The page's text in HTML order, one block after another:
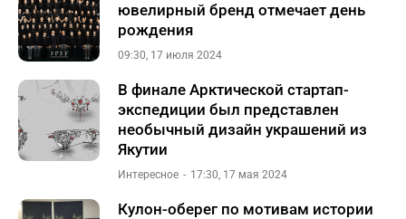
ювелирный бренд отмечает день
рождения
09:30, 17 июля 2024
В финале Арктической стартап-
экспедиции был представлен
необычный дизайн украшений из
Якутии
Интересное 17:30, 17 мая 2024
Кулон-оберег по мотивам истории